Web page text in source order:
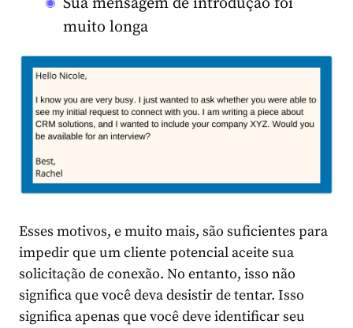
muito longa
Esses motivos, e muito mais, são suficientes para
impedir que um cliente potencial aceite sua
solicitação de conexão. No entanto, isso não
significa que você deva desistir de tentar. Isso
significa apenas que você deve identificar seu